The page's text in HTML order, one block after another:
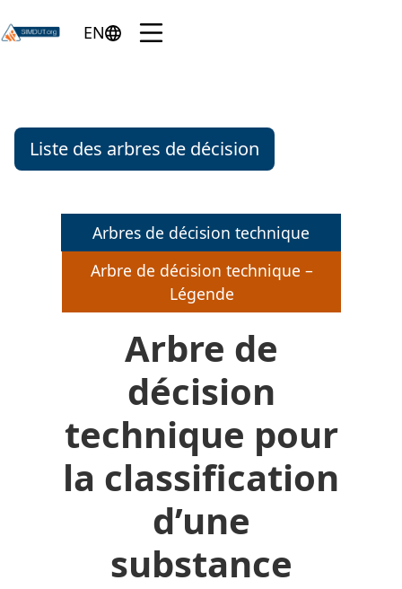
English version of the page
EN Menu
Liste des arbres de décision
Arbres de décision technique
Arbre de décision technique –
Légende
Arbre de
décision
technique pour
la classification
d’une
substance